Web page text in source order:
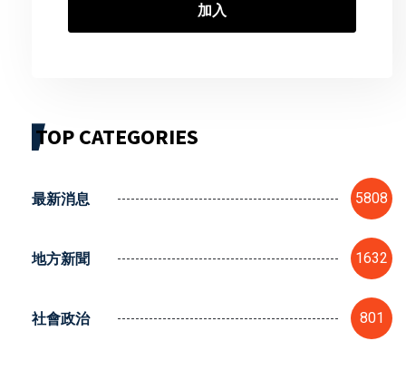
加入
TOP CATEGORIES
最新消息 5808
地方新聞 1632
社會政治 801